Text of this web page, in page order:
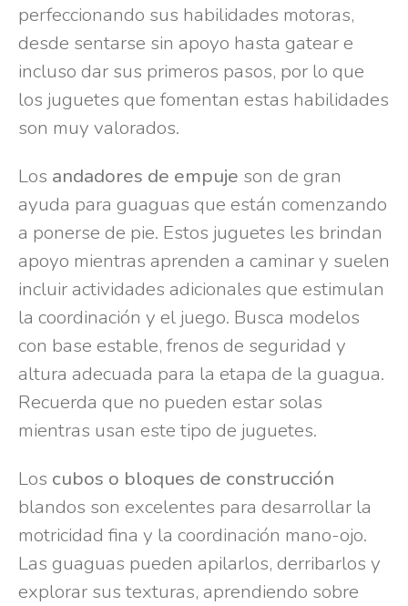
perfeccionando sus habilidades motoras,
desde sentarse sin apoyo hasta gatear e
incluso dar sus primeros pasos, por lo que
los juguetes que fomentan estas habilidades
son muy valorados.
Los andadores de empuje son de gran
ayuda para guaguas que están comenzando
a ponerse de pie. Estos juguetes les brindan
apoyo mientras aprenden a caminar y suelen
incluir actividades adicionales que estimulan
la coordinación y el juego. Busca modelos
con base estable, frenos de seguridad y
altura adecuada para la etapa de la guagua.
Recuerda que no pueden estar solas
mientras usan este tipo de juguetes.
Los cubos o bloques de construcción
blandos son excelentes para desarrollar la
motricidad fina y la coordinación mano-ojo.
Las guaguas pueden apilarlos, derribarlos y
explorar sus texturas, aprendiendo sobre